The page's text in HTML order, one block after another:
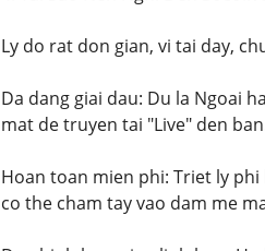
Ly do rat don gian, vi tai day,
Da dang giai dau: Du la Ngoai
mat de truyen tai "Live" den
Hoan toan mien phi: Triet ly
co the cham tay vao dam me